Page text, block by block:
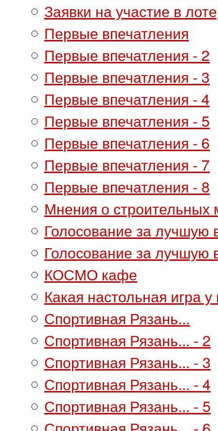
Заявки на участие в
Первые впечатления
Первые впечатления - 2
Первые впечатления - 3
Первые впечатления - 4
Первые впечатления - 5
Первые впечатления - 6
Первые впечатления - 7
Первые впечатления - 8
Мнения о строительных
Голосование за лучшую
Голосование за лучшую
КОСМО кафе
Какая настольная игра
Спортивная Рязань...
Спортивная Рязань... - 2
Спортивная Рязань... - 3
Спортивная Рязань... - 4
Спортивная Рязань... - 5